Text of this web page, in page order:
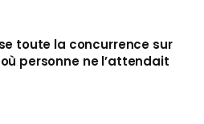
toute la concurrence sur
personne ne l’attendait